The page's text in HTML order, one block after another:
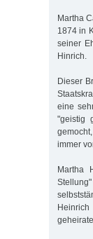
Martha
1874 in
seiner
Hinrich.
Dieser
eine
"geistig
immer
Martha